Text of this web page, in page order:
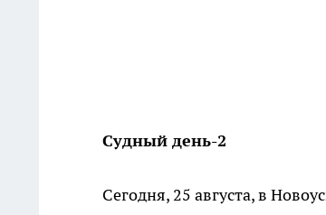
Судный день-2
Сегодня, 25 августа, в